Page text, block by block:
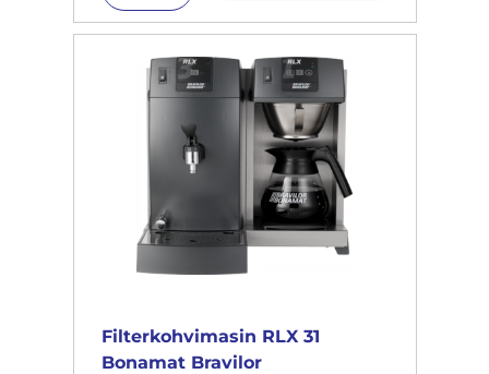
Filterkohvimasin RLX 31
Bonamat Bravilor